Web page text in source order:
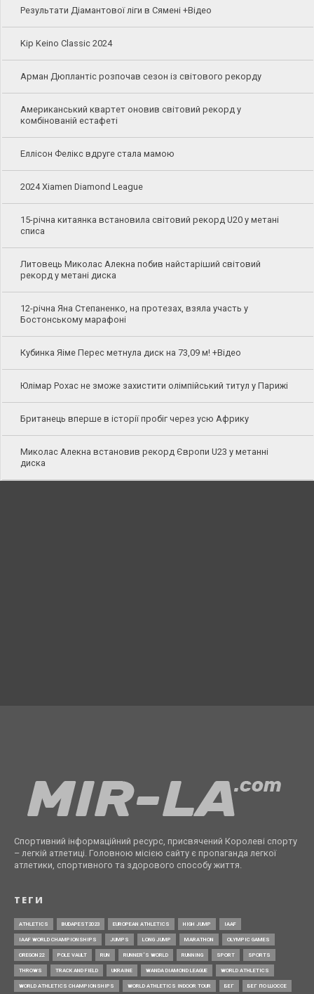
Результати Діамантової ліги в Сямені +Відео
Kip Keino Classic 2024
Арман Дюплантіс розпочав сезон із світового рекорду
Американський квартет оновив світовий рекорд у
комбінованій естафеті
Еллісон Фелікс вдруге стала мамою
2024 Xiamen Diamond League
15-річна китаянка встановила світовий рекорд U20 у метані
списа
Литовець Миколас Алекна побив найстаріший світовий
рекорд у метані диска
12-річна Яна Степаненко, на протезах, взяла участь у
Бостонському марафоні
Кубинка Яіме Перес метнула диск на 73,09 м! +Відео
Юлімар Рохас не зможе захистити олімпійський титул у Парижі
Британець вперше в історії пробіг через усю Африку
Миколас Алекна встановив рекорд Європи U23 у метанні
диска
Спортивний інформаційний ресурс, присвячений Королеві спорту
– легкій атлетиці. Головною місією сайту є пропаганда легкої
атлетики, спортивного та здорового способу життя.
ТЕГИ
ATHLETICS BUDAPEST2023 EUROPEAN ATHLETICS HIGH JUMP IAAF
IAAF WORLD CHAMPIONSHIPS JUMPS LONG JUMP MARATHON OLYMPIC GAMES
OREGON22 POLE VAULT RUN RUNNER’S WORLD RUNNING SPORT SPORTS
THROWS TRACK AND FIELD UKRAINE WANDA DIAMOND LEAGUE WORLD ATHLETICS
WORLD ATHLETICS CHAMPIONSHIPS WORLD ATHLETICS INDOOR TOUR БЕГ БЕГ ПО ШОССЕ